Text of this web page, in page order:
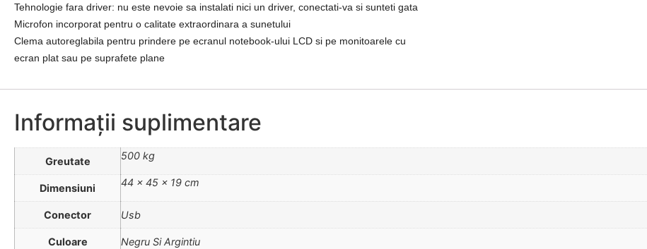
Tehnologie fara driver: nu este nevoie sa instalati nici un driver, conectati-va si sunteti gata
Microfon incorporat pentru o calitate extraordinara a sunetului
Clema autoreglabila pentru prindere pe ecranul notebook-ului LCD si pe monitoarele cu
ecran plat sau pe suprafete plane
Informații suplimentare
Greutate 500 kg
Dimensiuni 44 × 45 × 19 cm
Conector Usb
Culoare Negru Si Argintiu